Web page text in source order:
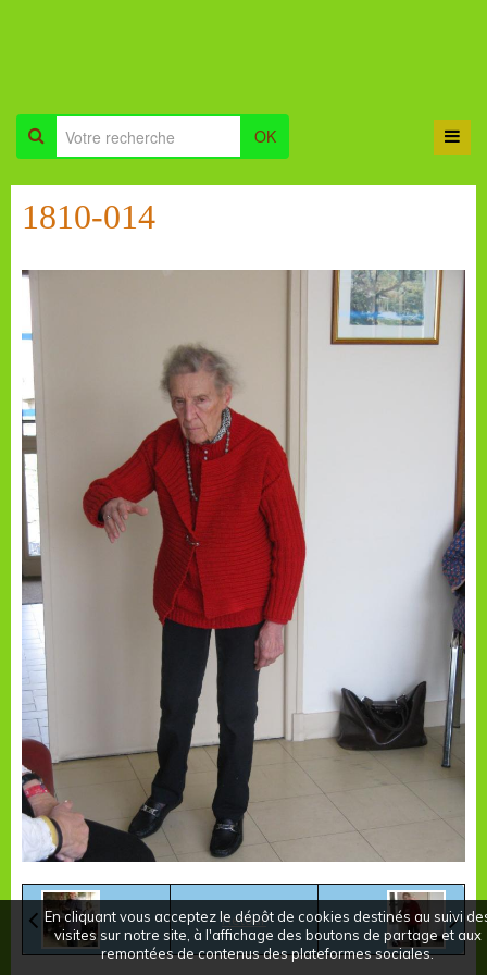
OK
1810-014
Retour
En cliquant vous acceptez le dépôt de cookies destinés au suivi
visites sur notre site, à l'affichage des boutons de partage et aux
remontées de contenus des plateformes sociales.